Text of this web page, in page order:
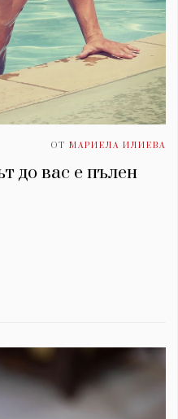
ОТ МАРИЕЛА ИЛИЕВА
до вас е пълен